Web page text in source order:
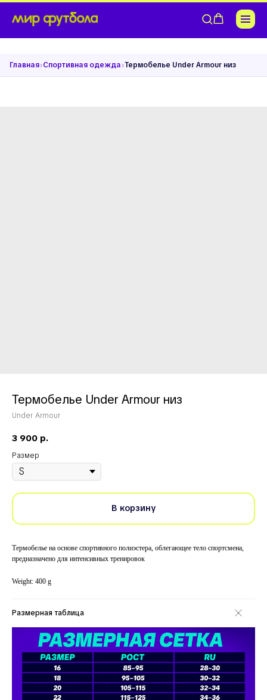
Главная›Спортивная одежда›Термобелье Under Armour низ
Термобелье Under Armour низ
Under Armour
3 900 р.
Размер
В корзину
Термобелье на основе спортивного полиэстера, облегающее тело спортсмена,
предназначено для интенсивных тренировок
Weight: 400 g
Размерная таблица